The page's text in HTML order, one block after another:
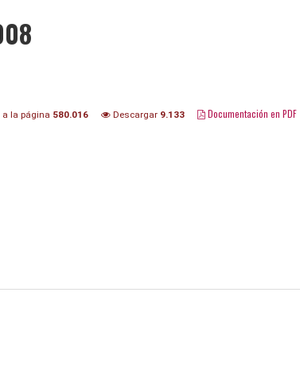
la página 580.016 Descargar 9.133 Documentación en PDF